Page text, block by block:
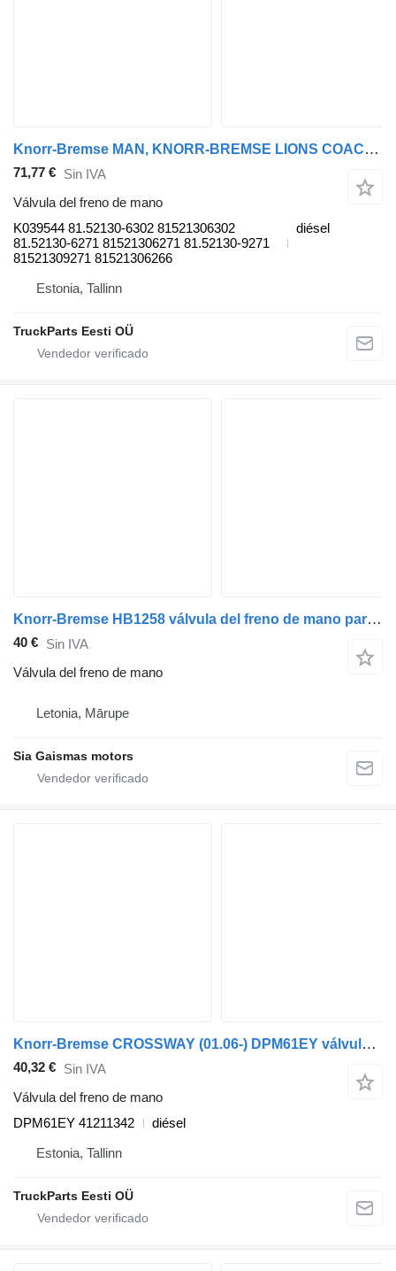
Knorr-Bremse MAN, KNORR-BREMSE LIONS COACH RH 413 (01.95-) K039544 válvula del freno de mano para MAN Lion's bus (1991-) autobús
71,77 € Sin IVA
Válvula del freno de mano
K039544 81.52130-6302 81521306302
81.52130-6271 81521306271 81.52130-9271
81521309271 81521306266
diésel
Estonia, Tallinn
TruckParts Eesti OÜ
Knorr-Bremse HB1258 válvula del freno de mano para autobús
40 € Sin IVA
Válvula del freno de mano
Letonia, Mārupe
Sia Gaismas motors
Knorr-Bremse CROSSWAY (01.06-) DPM61EY válvula del freno de mano para Irisbus Arway, Crossway, Crealis, Magelys, Proway, Daily Tourys (2006-) autobús
40,32 € Sin IVA
Válvula del freno de mano
DPM61EY 41211342
diésel
Estonia, Tallinn
TruckParts Eesti OÜ